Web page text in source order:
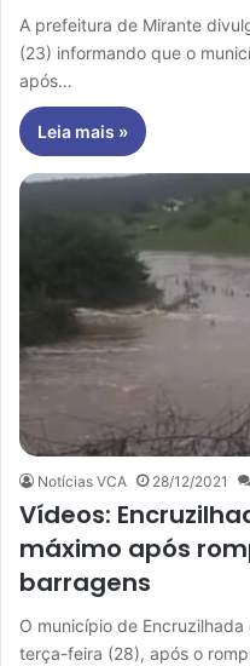
A prefeitura de Mirante
(23) informando que o
após…
Leia mais »
Notícias VCA 28/12/2021
Vídeos:
máximo após
barragens
O município de
terça-feira (28), após o